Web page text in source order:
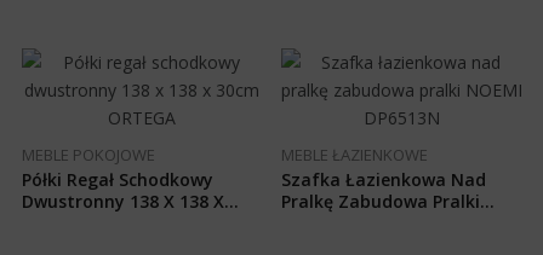
MEBLE POKOJOWE
Półki Regał Schodkowy
Dwustronny 138 X 138 X
MEBLE ŁAZIENKOWE
Szafka Łazienkowa Nad
Pralkę Zabudowa Pralki